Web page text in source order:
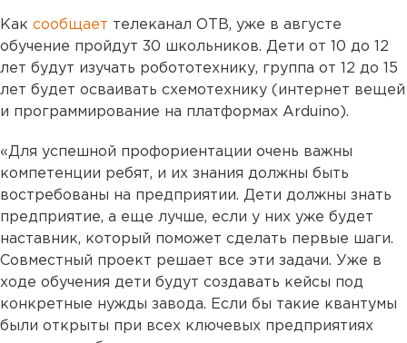
Как сообщает телеканал ОТВ, уже в августе
обучение пройдут 30 школьников. Дети от 10 до 12
лет будут изучать робототехнику, группа от 12 до 15
лет будет осваивать схемотехнику (интернет вещей
и программирование на платформах Arduino).
«Для успешной профориентации очень важны
компетенции ребят, и их знания должны быть
востребованы на предприятии. Дети должны знать
предприятие, а еще лучше, если у них уже будет
наставник, который поможет сделать первые шаги.
Совместный проект решает все эти задачи. Уже в
ходе обучения дети будут создавать кейсы под
конкретные нужды завода. Если бы такие квантумы
были открыты при всех ключевых предприятиях